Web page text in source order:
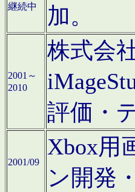
継続中
加。
2001～
2010
株式会
評価・
2001/09
Xbox用
ン開発